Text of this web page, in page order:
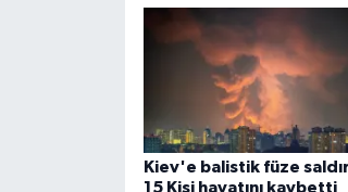
Kiev'e balistik füze
15 Kişi hayatını kaybetti